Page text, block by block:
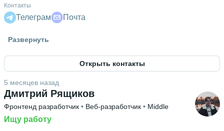
Контакты
Телеграм Почта
Высшее образование
РАНХиГС • Институт экономики, математики и
информационных технологий
Развернуть
Открыть контакты
Дмитрий Рящиков
5 месяцев назад
Фронтенд разработчик • Веб-разработчик • Middle
Ищу работу